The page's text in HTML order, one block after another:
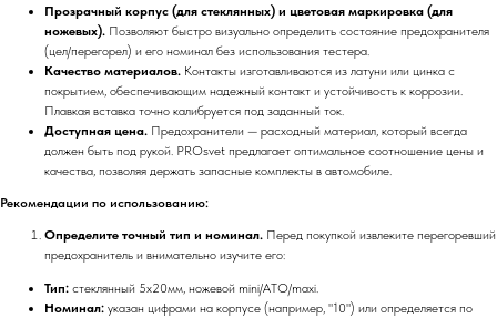
Прозрачный корпус (для стеклянных) и цветовая маркировка (для
ножевых). Позволяют быстро визуально определить состояние предохранителя
(цел/перегорел) и его номинал без использования тестера.
Качество материалов. Контакты изготавливаются из латуни или цинка с
покрытием, обеспечивающим надежный контакт и устойчивость к коррозии.
Плавкая вставка точно калибруется под заданный ток.
Доступная цена. Предохранители — расходный материал, который всегда
должен быть под рукой. PROsvet предлагает оптимальное соотношение цены и
качества, позволяя держать запасные комплекты в автомобиле.
Рекомендации по использованию:
Определите точный тип и номинал. Перед покупкой извлеките перегоревший
предохранитель и внимательно изучите его:
Тип: стеклянный 5x20мм, ножевой mini/ATO/maxi.
Номинал: указан цифрами на корпусе (например, "10") или определяется по